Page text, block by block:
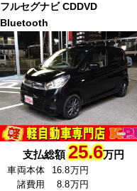
フルセグナビ CDDVD
Bluetooth
支払総額25.6万円
車両本体
16.8万円
諸費用
8.8万円